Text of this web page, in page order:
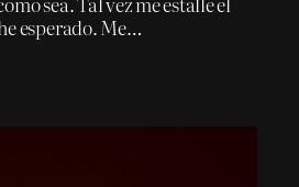
esperado. Me…